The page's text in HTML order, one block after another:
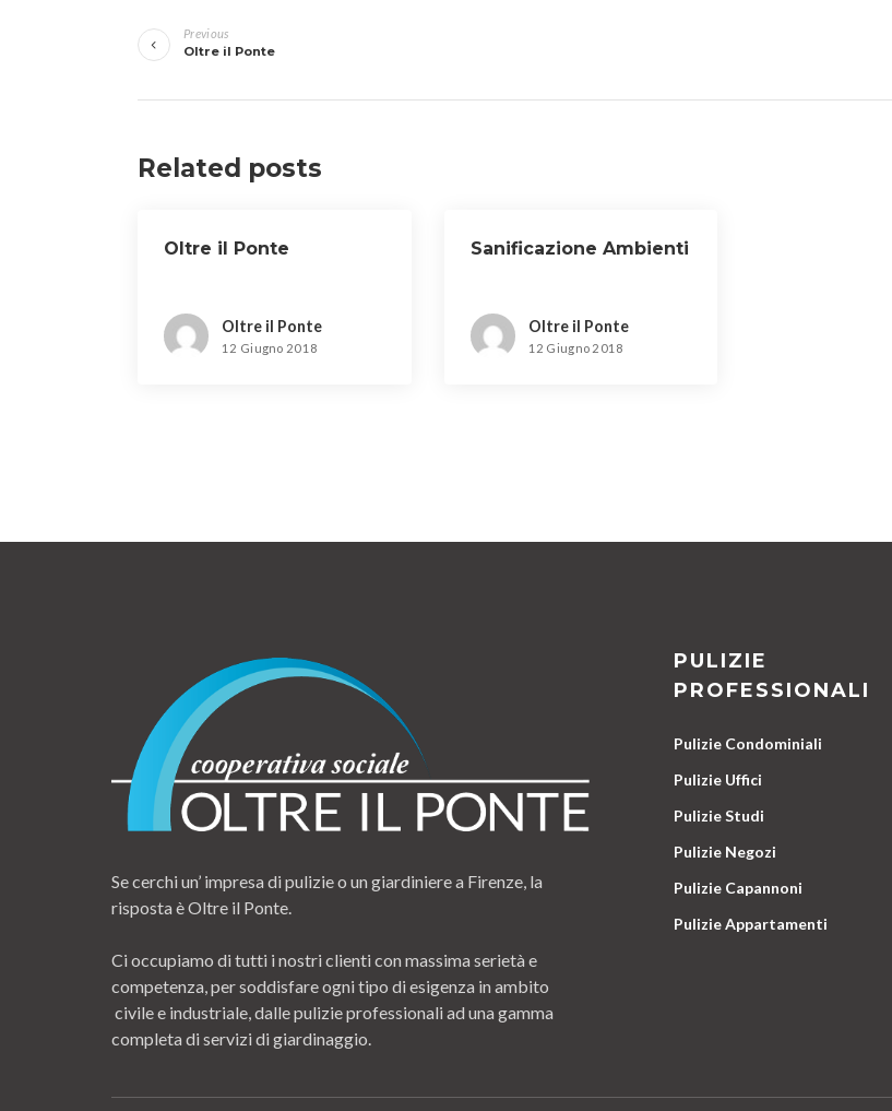
articoli
Previous
Oltre il Ponte
Related posts
Oltre il Ponte
Oltre il Ponte
12 Giugno 2018
Sanificazione Ambienti
Oltre il Ponte
12 Giugno 2018
Se cerchi un’ impresa di pulizie o un giardiniere a Firenze, la
risposta è Oltre il Ponte.
Ci occupiamo di tutti i nostri clienti con massima serietà e
competenza, per soddisfare ogni tipo di esigenza in ambito
civile e industriale, dalle pulizie professionali ad una gamma
completa di servizi di giardinaggio.
PULIZIE
PROFESSIONALI
Pulizie Condominiali
Pulizie Uffici
Pulizie Studi
Pulizie Negozi
Pulizie Capannoni
Pulizie Appartamenti